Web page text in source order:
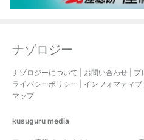
ナゾロジー
ナゾロジーについて お問い合わせ プ
ライバシーポリシー
インフォマティ
マップ
kusuguru media